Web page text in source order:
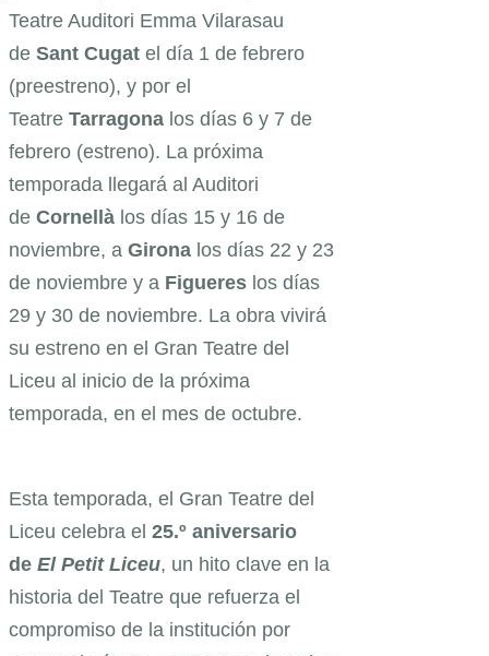
Teatre Auditori Emma Vilarasau
de Sant Cugat el día 1 de febrero
(preestreno), y por el
Teatre Tarragona los días 6 y 7 de
febrero (estreno). La próxima
temporada llegará al Auditori
de Cornellà los días 15 y 16 de
noviembre, a Girona los días 22 y 23
de noviembre y a Figueres los días
29 y 30 de noviembre. La obra vivirá
su estreno en el Gran Teatre del
Liceu al inicio de la próxima
temporada, en el mes de octubre.
Esta temporada, el Gran Teatre del
Liceu celebra el 25.º aniversario
de El Petit Liceu, un hito clave en la
historia del Teatre que refuerza el
compromiso de la institución por